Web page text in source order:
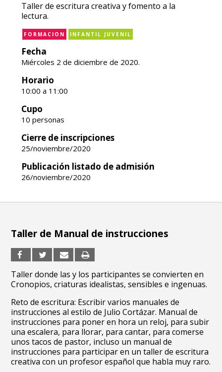
Taller de escritura creativa y fomento a la
lectura.
FORMACION INFANTIL JUVENIL
Fecha
Miércoles 2 de diciembre de 2020.
Horario
10:00 a 11:00
Cupo
10 personas
Cierre de inscripciones
25/noviembre/2020
Publicación listado de admisión
26/noviembre/2020
Taller de Manual de instrucciones
Taller donde las y los participantes se convierten en
Cronopios, criaturas idealistas, sensibles e ingenuas.
Reto de escritura: Escribir varios manuales de
instrucciones al estilo de Julio Cortázar. Manual de
instrucciones para poner en hora un reloj, para subir
una escalera, para llorar, para cantar, para comerse
unos tacos de pastor, incluso un manual de
instrucciones para participar en un taller de escritura
creativa con un profesor español que habla muy raro.